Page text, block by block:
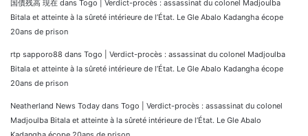
国債残高 現在 dans Togo | Verdict-procès : assassinat du colonel Madjoulba
Bitala et atteinte à la sûreté intérieure de l’État. Le Gle Abalo Kadangha écope
20ans de prison
rtp sapporo88 dans Togo | Verdict-procès : assassinat du colonel Madjoulba
Bitala et atteinte à la sûreté intérieure de l’État. Le Gle Abalo Kadangha écope
20ans de prison
Neatherland News Today dans Togo | Verdict-procès : assassinat du colonel
Madjoulba Bitala et atteinte à la sûreté intérieure de l’État. Le Gle Abalo